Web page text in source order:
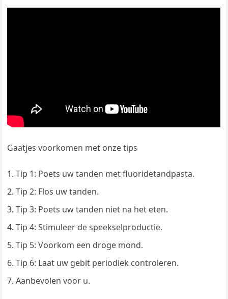
Gaatjes voorkomen met onze tips
Tip 1: Poets uw tanden met fluoridetandpasta.
Tip 2: Flos uw tanden.
Tip 3: Poets uw tanden niet na het eten.
Tip 4: Stimuleer de speekselproductie.
Tip 5: Voorkom een droge mond.
Tip 6: Laat uw gebit periodiek controleren.
Aanbevolen voor u.